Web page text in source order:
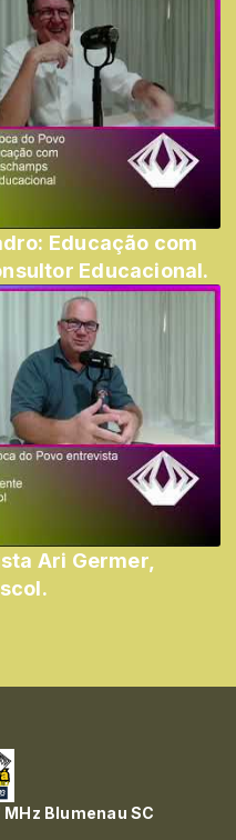
Educação com
Educacional.
Ari Germer,
Blumenau SC